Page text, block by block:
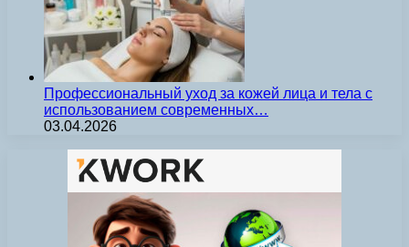
Профессиональный уход за кожей лица и тела с
использованием современных…
03.04.2026